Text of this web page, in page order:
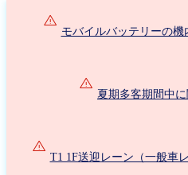
モバイルバッテリーの機
夏期多客期間中
T1 1F送迎レーン（一般車